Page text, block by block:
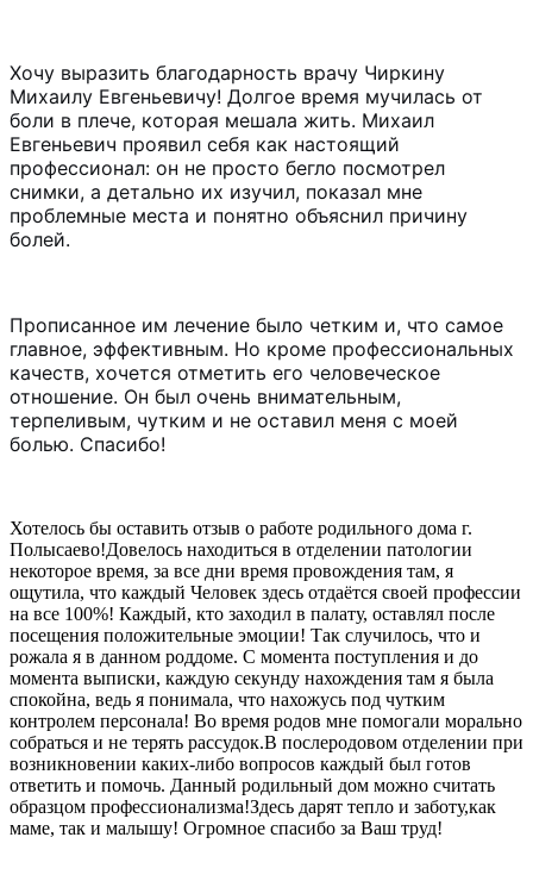
Хочу выразить благодарность врачу Чиркину
Михаилу Евгеньевичу! Долгое время мучилась от
боли в плече, которая мешала жить. Михаил
Евгеньевич проявил себя как настоящий
профессионал: он не просто бегло посмотрел
снимки, а детально их изучил, показал мне
проблемные места и понятно объяснил причину
болей.
Прописанное им лечение было четким и, что самое
главное, эффективным. Но кроме профессиональных
качеств, хочется отметить его человеческое
отношение. Он был очень внимательным,
терпеливым, чутким и не оставил меня с моей
болью. Спасибо!
Хотелось бы оставить отзыв о работе родильного дома г.
Полысаево!Довелось находиться в отделении патологии
некоторое время, за все дни время провождения там, я
ощутила, что каждый Человек здесь отдаётся своей профессии
на все 100%! Каждый, кто заходил в палату, оставлял после
посещения положительные эмоции! Так случилось, что и
рожала я в данном роддоме. С момента поступления и до
момента выписки, каждую секунду нахождения там я была
спокойна, ведь я понимала, что нахожусь под чутким
контролем персонала! Во время родов мне помогали морально
собраться и не терять рассудок.В послеродовом отделении при
возникновении каких-либо вопросов каждый был готов
ответить и помочь. Данный родильный дом можно считать
образцом профессионализма!Здесь дарят тепло и заботу,как
маме, так и малышу! Огромное спасибо за Ваш труд!